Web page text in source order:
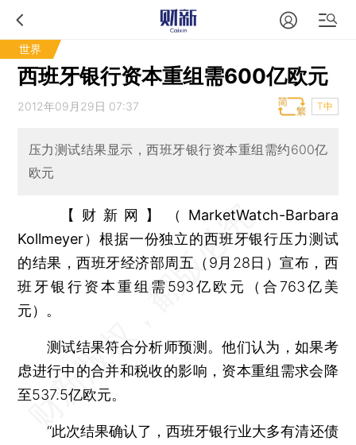
世界
西班牙银行资本重组需600亿欧元
2012年09月29日 07:37 T中
压力测试结果显示，西班牙银行资本重组需约600亿
欧元
【财新网】（MarketWatch-Barbara
Kollmeyer）根据一份独立的西班牙银行压力测试
的结果，西班牙经济部周五（9月28日）宣布，西
班牙银行资本重组需593亿欧元（合763亿美
元）。
测试结果符合分析师预测。他们认为，如果考
虑进行中的合并和税收的影响，资本重组需求会降
至537.5亿欧元。
“此次结果确认了，西班牙银行业大多有清还债